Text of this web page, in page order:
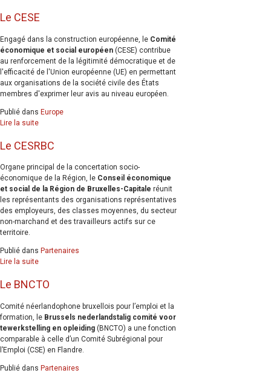
Le CESE
Engagé dans la construction européenne, le Comité
économique et social européen (CESE) contribue
au renforcement de la légitimité démocratique et de
l'efficacité de l'Union européenne (UE) en permettant
aux organisations de la société civile des États
membres d'exprimer leur avis au niveau européen.
Publié dans Europe
Lire la suite
Le CESRBC
Organe principal de la concertation socio-
économique de la Région, le Conseil économique
et social de la Région de Bruxelles-Capitale réunit
les représentants des organisations représentatives
des employeurs, des classes moyennes, du secteur
non-marchand et des travailleurs actifs sur ce
territoire.
Publié dans Partenaires
Lire la suite
Le BNCTO
Comité néerlandophone bruxellois pour l’emploi et la
formation, le Brussels nederlandstalig comité voor
tewerkstelling en opleiding (BNCTO) a une fonction
comparable à celle d’un Comité Subrégional pour
l’Emploi (CSE) en Flandre.
Publié dans Partenaires